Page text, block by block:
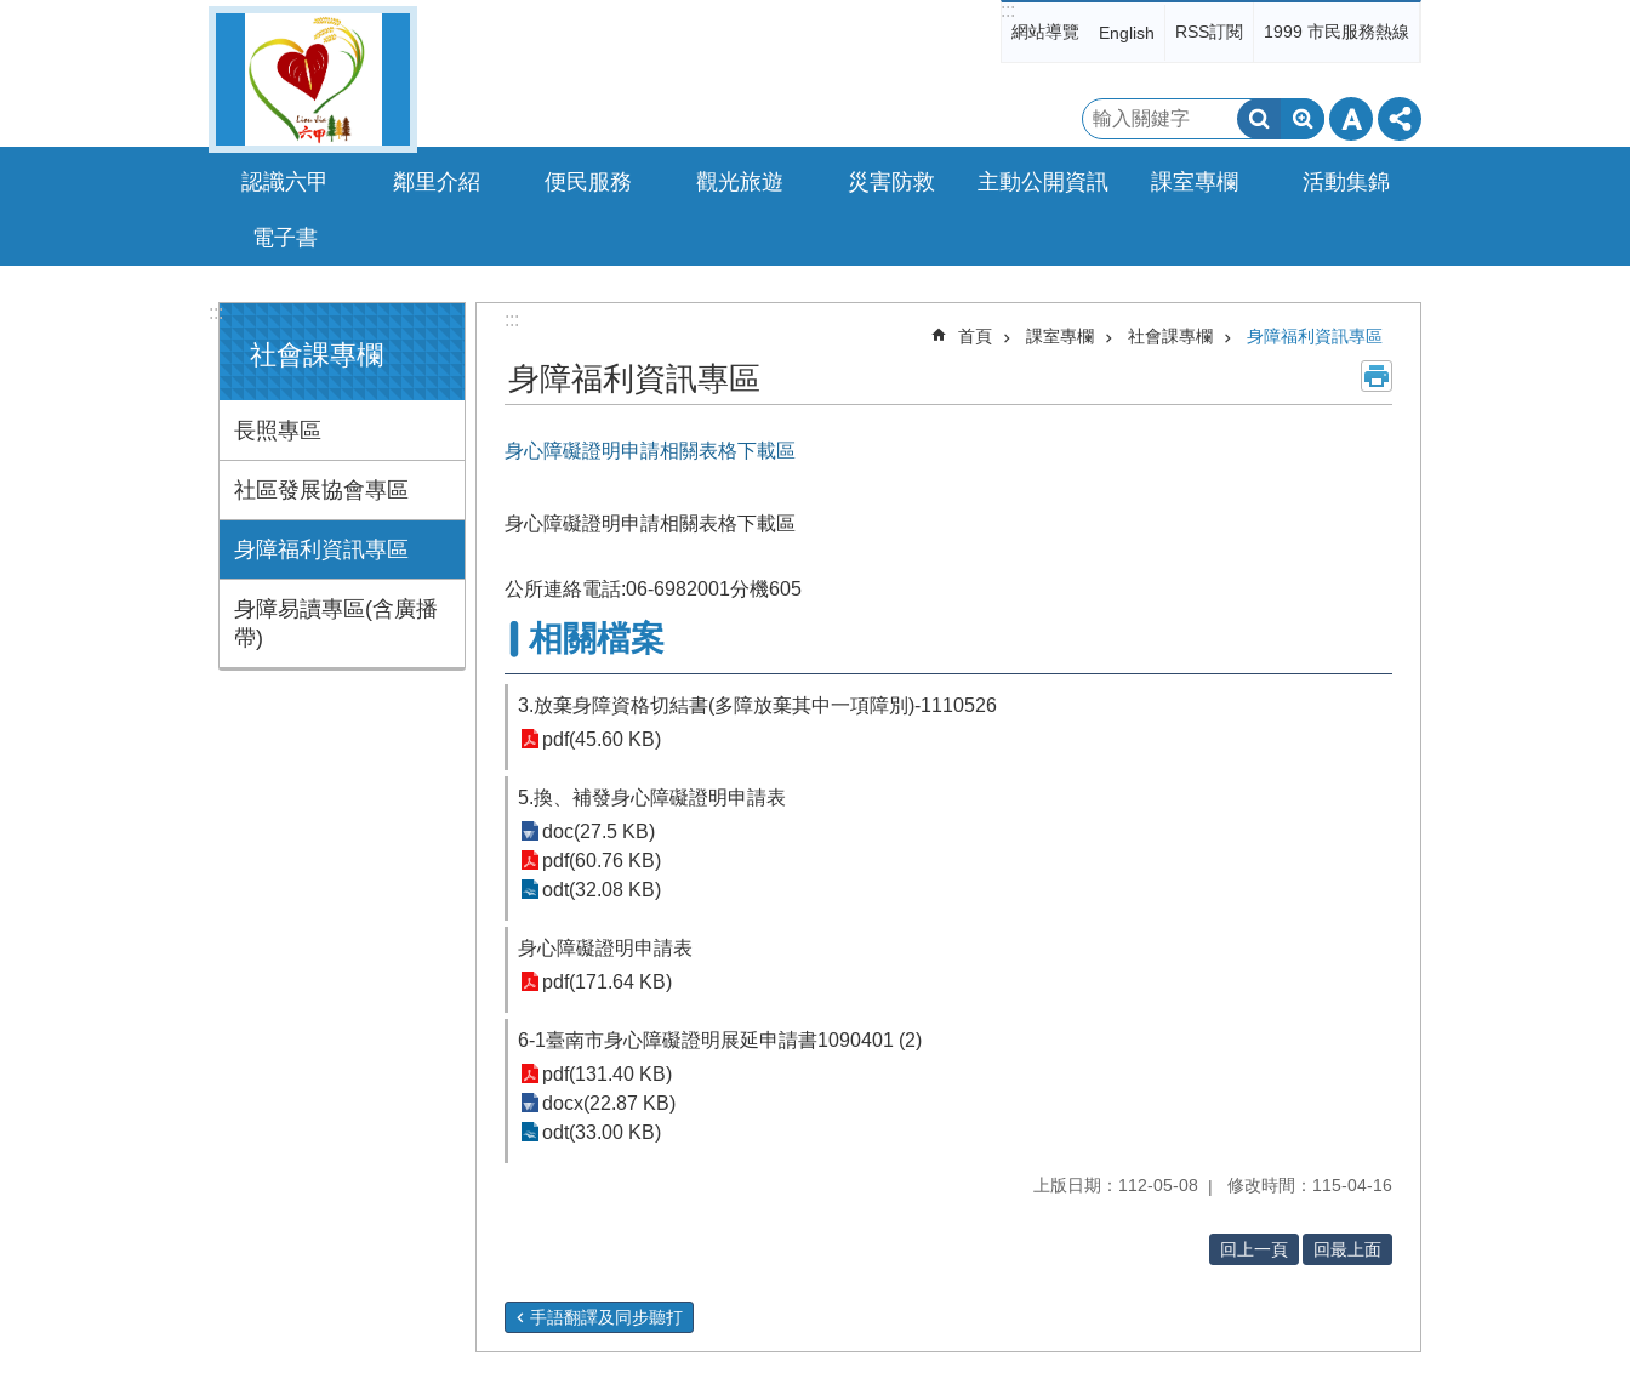
:::
網站導覽 English RSS訂閱 1999 市民服務熱線
搜
尋
認識六甲 鄰里介紹 便民服務 觀光旅遊 災害防救 主動公開資訊 課室專欄 活動集錦
電子書
:::
社會課專欄
長照專區
社區發展協會專區
身障福利資訊專區
身障易讀專區(含廣播
帶)
:::
首頁 課室專欄 社會課專欄 身障福利資訊專區
身障福利資訊專區
身心障礙證明申請相關表格下載區
身心障礙證明申請相關表格下載區
公所連絡電話:06-6982001分機605
相關檔案
3.放棄身障資格切結書(多障放棄其中一項障別)-1110526
pdf(45.60 KB)
5.換、補發身心障礙證明申請表
doc(27.5 KB)
pdf(60.76 KB)
odt(32.08 KB)
身心障礙證明申請表
pdf(171.64 KB)
6-1臺南市身心障礙證明展延申請書1090401 (2)
pdf(131.40 KB)
docx(22.87 KB)
odt(33.00 KB)
上版日期：112-05-08 修改時間：115-04-16
回上一頁 回最上面
手語翻譯及同步聽打